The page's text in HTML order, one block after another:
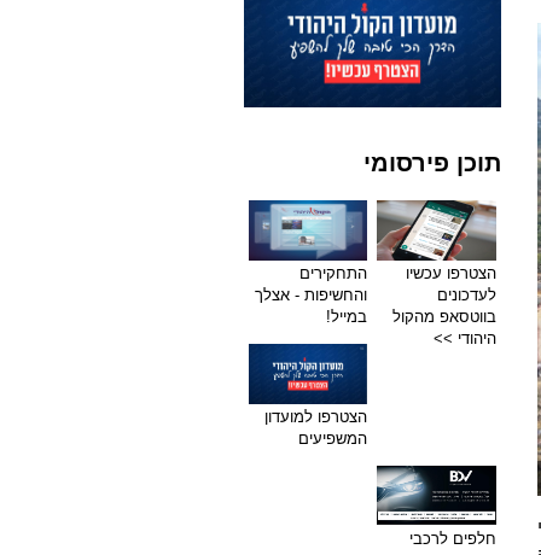
תוכן פירסומי
הצטרפו עכשיו
לעדכונים
בווטסאפ מהקול
היהודי >>
התחקירים
והחשיפות - אצלך
במייל!
הצטרפו למועדון
המשפיעים
חלפים לרכבי